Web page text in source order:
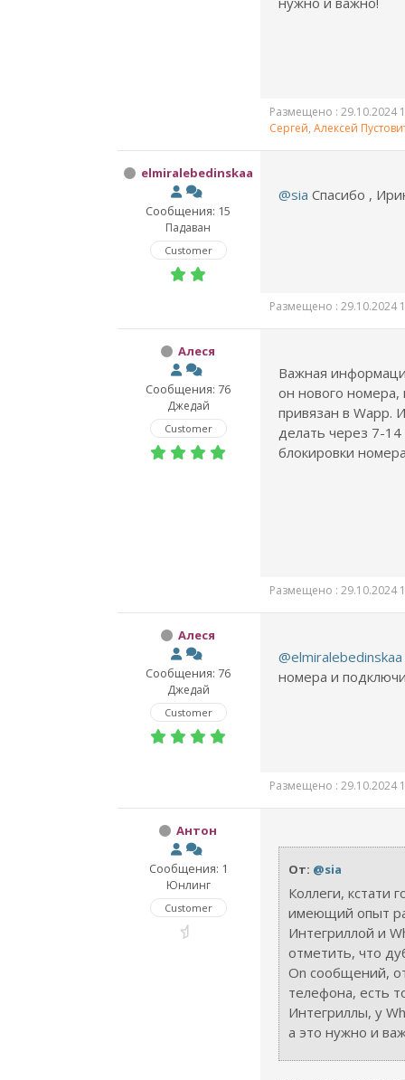
Размещено : 29.10.2024
Сергей, Алексей
elmiralebedinskaa
Сообщения: 15
Падаван
Customer
@sia Спасибо ,
Размещено : 29.10.2024
Алеся
Сообщения: 76
Джедай
Customer
Важная
он нового
привязан в Wapp.
делать через 7-
блокировки
Размещено : 29.10.2024
Алеся
Сообщения: 76
Джедай
Customer
@elmiralebedinskaa
номера и
Размещено : 29.10.2024
Антон
Сообщения: 1
Юнлинг
Customer
От: @sia
Коллеги, кстати
имеющий опыт
Интегриллой и
отметить, что
On сообщений,
телефона, есть
Интегриллы, у
а это нужно и